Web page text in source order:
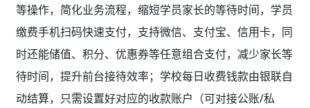
等操作，简化业务流程，缩短学员家长的等待时间，学员
缴费手机扫码快速支付，支持微信、支付宝、信用卡，同
时还能储值、积分、优惠券等任意组合支付，减少家长等
待时间，提升前台接待效率；学校每日收费钱款由银联自
动结算，只需设置好对应的收款账户（可对接公账/私